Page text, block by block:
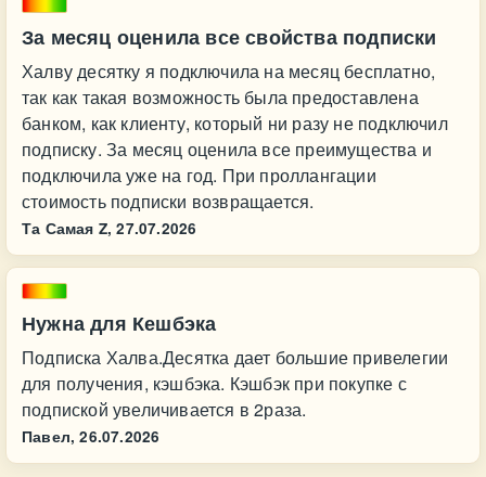
За месяц оценила все свойства подписки
Халву десятку я подключила на месяц бесплатно,
так как такая возможность была предоставлена
банком, как клиенту, который ни разу не подключил
подписку. За месяц оценила все преимущества и
подключила уже на год. При проллангации
стоимость подписки возвращается.
Та Самая Z, 27.07.2026
Нужна для Кешбэка
Подписка Халва.Десятка дает большие привелегии
для получения, кэшбэка. Кэшбэк при покупке с
подпиской увеличивается в 2раза.
Павел, 26.07.2026